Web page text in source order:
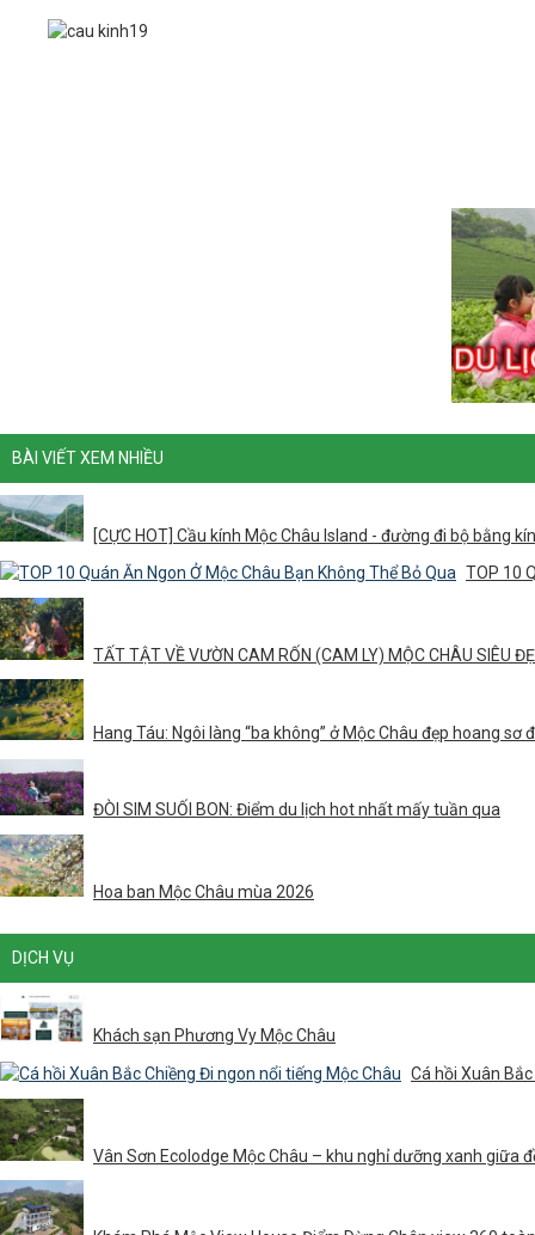
BÀI VIẾT XEM NHIỀU
[CỰC HOT] Cầu kính Mộc Châu Island - đường đi bộ bằng
TOP 10
TẤT TẬT VỀ VƯỜN CAM RỐN (CAM LY) MỘC CHÂU SIÊU
Hang Táu: Ngôi làng “ba không” ở Mộc Châu đẹp hoang sơ
ĐÒI SIM SUỐI BON: Điểm du lịch hot nhất mấy tuần qua
Hoa ban Mộc Châu mùa 2026
DỊCH VỤ
Khách sạn Phương Vy Mộc Châu
Cá hồi Xuân
Vân Sơn Ecolodge Mộc Châu – khu nghỉ dưỡng xanh giữa